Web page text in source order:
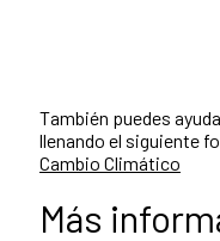
También puedes
llenando el siguiente
Cambio Climático
Más